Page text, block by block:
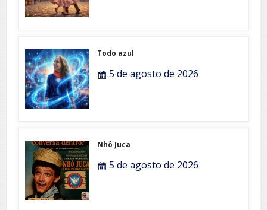
Todo azul
5 de agosto de 2026
Nhô Juca
5 de agosto de 2026